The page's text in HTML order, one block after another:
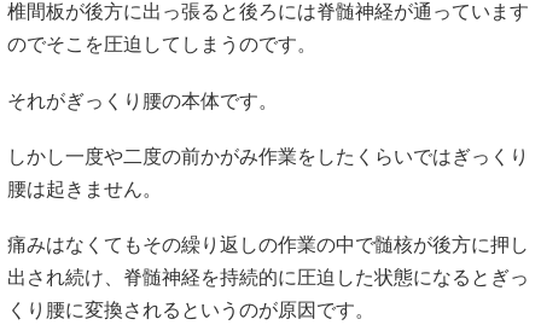
椎間板が後方に出っ張ると後ろには脊髄神経が通っています
のでそこを圧迫してしまうのです。
それがぎっくり腰の本体です。
しかし一度や二度の前かがみ作業をしたくらいではぎっくり
腰は起きません。
痛みはなくてもその繰り返しの作業の中で髄核が後方に押し
出され続け、脊髄神経を持続的に圧迫した状態になるとぎっ
くり腰に変換されるというのが原因です。